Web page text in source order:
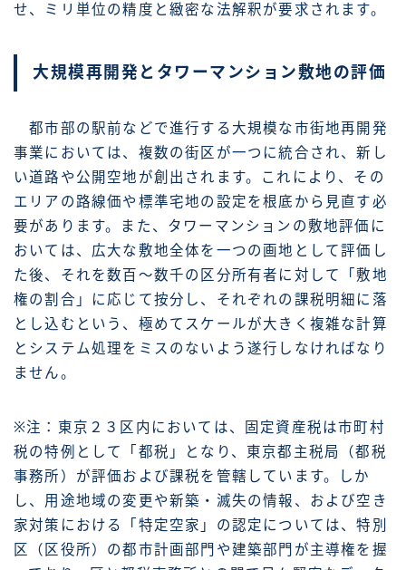
せ、ミリ単位の精度と緻密な法解釈が要求されます。
大規模再開発とタワーマンション敷地の評価
都市部の駅前などで進行する大規模な市街地再開発
事業においては、複数の街区が一つに統合され、新し
い道路や公開空地が創出されます。これにより、その
エリアの路線価や標準宅地の設定を根底から見直す必
要があります。また、タワーマンションの敷地評価に
おいては、広大な敷地全体を一つの画地として評価し
た後、それを数百〜数千の区分所有者に対して「敷地
権の割合」に応じて按分し、それぞれの課税明細に落
とし込むという、極めてスケールが大きく複雑な計算
とシステム処理をミスのないよう遂行しなければなり
ません。
※注：東京２３区内においては、固定資産税は市町村
税の特例として「都税」となり、東京都主税局（都税
事務所）が評価および課税を管轄しています。しか
し、用途地域の変更や新築・滅失の情報、および空き
家対策における「特定空家」の認定については、特別
区（区役所）の都市計画部門や建築部門が主導権を握